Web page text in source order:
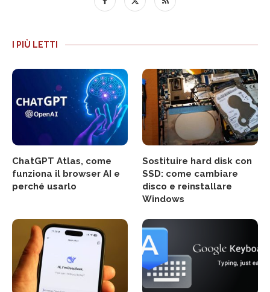
I PIÙ LETTI
ChatGPT Atlas, come
funziona il browser AI e
perché usarlo
Sostituire hard disk con
SSD: come cambiare
disco e reinstallare
Windows